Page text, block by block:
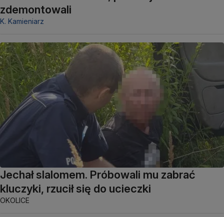
zdemontowali
K. Kamieniarz
Jechał slalomem. Próbowali mu zabrać
kluczyki, rzucił się do ucieczki
OKOLICE